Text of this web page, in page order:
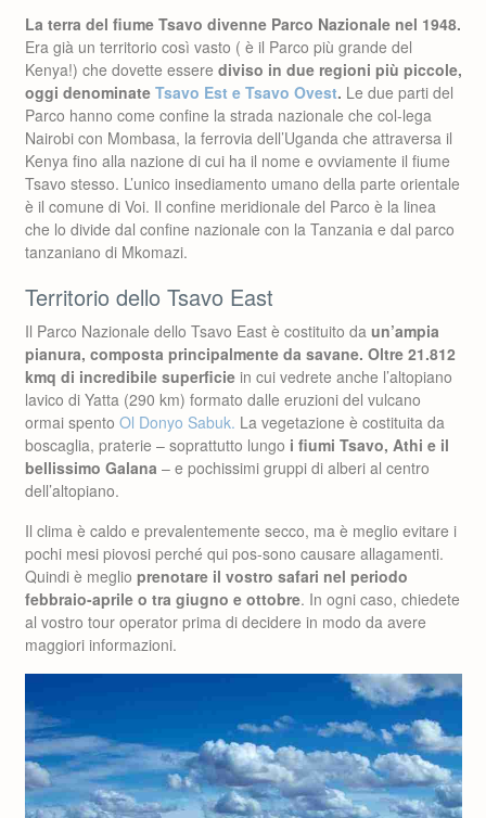
La terra del fiume Tsavo divenne Parco Nazionale nel 1948.
Era già un territorio così vasto ( è il Parco più grande del
Kenya!) che dovette essere diviso in due regioni più piccole,
oggi denominate Tsavo Est e Tsavo Ovest. Le due parti del
Parco hanno come confine la strada nazionale che col-lega
Nairobi con Mombasa, la ferrovia dell’Uganda che attraversa il
Kenya fino alla nazione di cui ha il nome e ovviamente il fiume
Tsavo stesso. L’unico insediamento umano della parte orientale
è il comune di Voi. Il confine meridionale del Parco è la linea
che lo divide dal confine nazionale con la Tanzania e dal parco
tanzaniano di Mkomazi.
Territorio dello Tsavo East
Il Parco Nazionale dello Tsavo East è costituito da un’ampia
pianura, composta principalmente da savane. Oltre 21.812
kmq di incredibile superficie in cui vedrete anche l’altopiano
lavico di Yatta (290 km) formato dalle eruzioni del vulcano
ormai spento Ol Donyo Sabuk. La vegetazione è costituita da
boscaglia, praterie – soprattutto lungo i fiumi Tsavo, Athi e il
bellissimo Galana – e pochissimi gruppi di alberi al centro
dell’altopiano.
Il clima è caldo e prevalentemente secco, ma è meglio evitare i
pochi mesi piovosi perché qui pos-sono causare allagamenti.
Quindi è meglio prenotare il vostro safari nel periodo
febbraio-aprile o tra giugno e ottobre. In ogni caso, chiedete
al vostro tour operator prima di decidere in modo da avere
maggiori informazioni.